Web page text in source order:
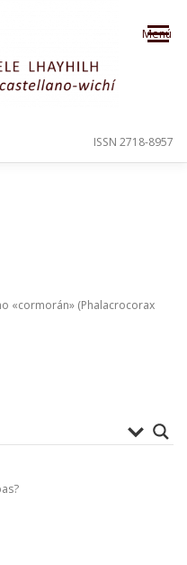
Menú
ISSN 2718-8957
«cormorán» (Phalacrocorax